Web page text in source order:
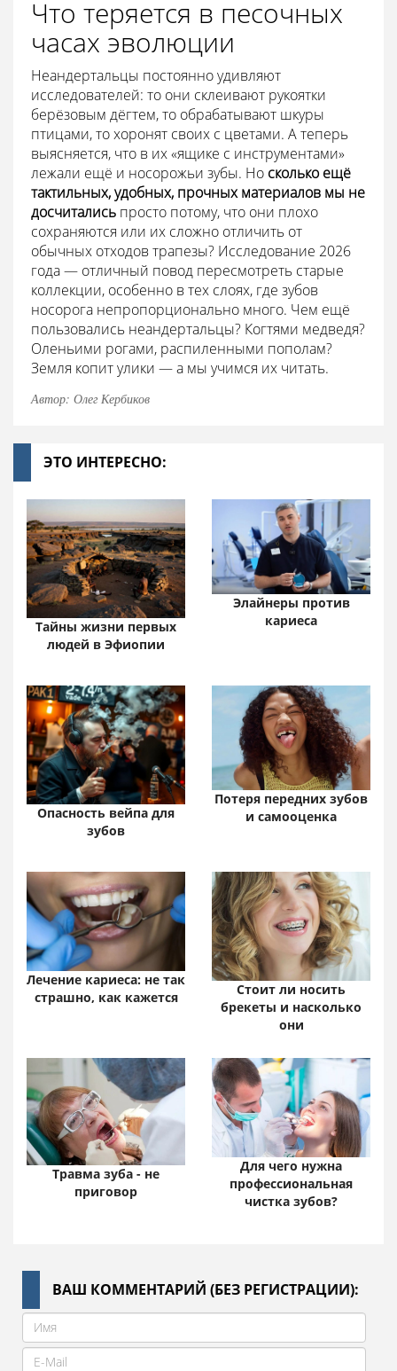
Что теряется в песочных
часах эволюции
Неандертальцы постоянно удивляют
исследователей: то они склеивают рукоятки
берёзовым дёгтем, то обрабатывают шкуры
птицами, то хоронят своих с цветами. А теперь
выясняется, что в их «ящике с инструментами»
лежали ещё и носорожьи зубы. Но сколько ещё
тактильных, удобных, прочных материалов мы не
досчитались просто потому, что они плохо
сохраняются или их сложно отличить от
обычных отходов трапезы? Исследование 2026
года — отличный повод пересмотреть старые
коллекции, особенно в тех слоях, где зубов
носорога непропорционально много. Чем ещё
пользовались неандертальцы? Когтями медведя?
Оленьими рогами, распиленными пополам?
Земля копит улики — а мы учимся их читать.
Автор: Олег Кербиков
ЭТО ИНТЕРЕСНО:
Тайны жизни первых
людей в Эфиопии
Элайнеры против
кариеса
Опасность вейпа для
зубов
Потеря передних зубов
и самооценка
Лечение кариеса: не так
страшно, как кажется
Стоит ли носить
брекеты и насколько
они
Травма зуба - не
приговор
Для чего нужна
профессиональная
чистка зубов?
ВАШ КОММЕНТАРИЙ (БЕЗ РЕГИСТРАЦИИ):